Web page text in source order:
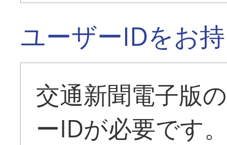
ユーザーIDをお
交通新聞電子版
ーIDが必要です